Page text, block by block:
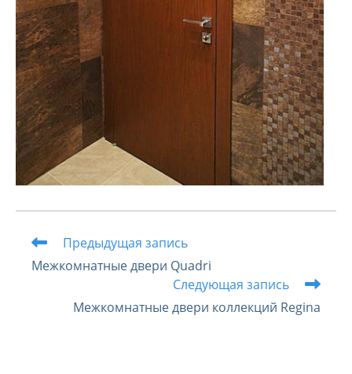
Читать
статьи
Предыдущая запись
Межкомнатные двери Quadri
Следующая запись
Межкомнатные двери коллекций Regina